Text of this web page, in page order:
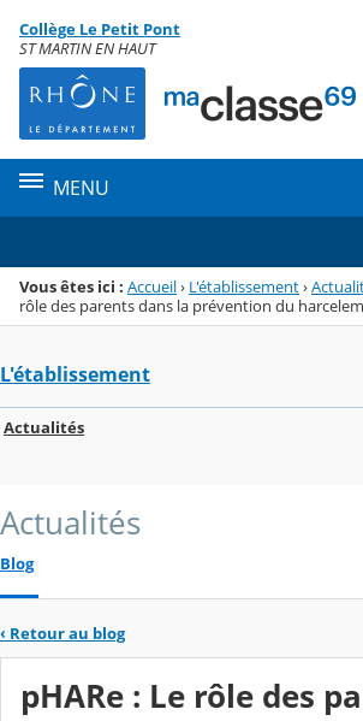
Menu de la rubrique
Contenu
Collège Le Petit Pont
ST MARTIN EN HAUT
MENU
Vous êtes ici : Accueil› L'établissement›
rôle des parents dans la prévention du
L'établissement
Actualités
Actualités
Blog
‹ Retour au blog
pHARe : Le rôle des